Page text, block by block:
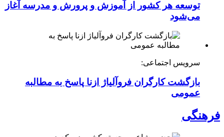
توسعه هر کشور از آموزش و پرورش و مدرسه آغاز
می‌شود
سرویس اجتماعی:
بازگشت کارگران فروآلیاژ ازنا پاسخ به مطالبه
عمومی
فرهنگی